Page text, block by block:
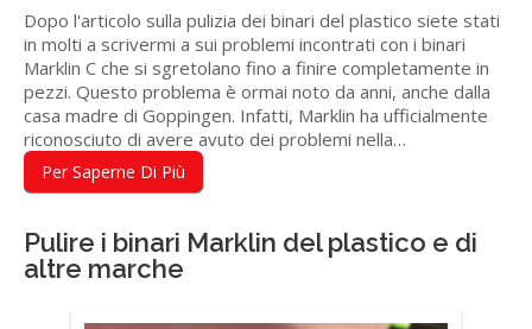
Dopo l'articolo sulla pulizia dei binari del plastico siete stati
in molti a scrivermi a sui problemi incontrati con i binari
Marklin C che si sgretolano fino a finire completamente in
pezzi. Questo problema è ormai noto da anni, anche dalla
casa madre di Goppingen. Infatti, Marklin ha ufficialmente
riconosciuto di avere avuto dei problemi nella…
Per Saperne Di Più
Pulire i binari Marklin del plastico e di
altre marche